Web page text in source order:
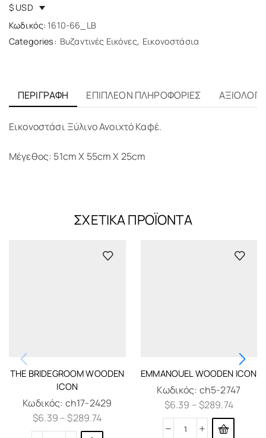
$ USD
Κωδικός: 1610-66_LB
Categories: Βυζαντινές Εικόνες, Εικονοστάσια
ΠΕΡΙΓΡΑΦΉ ΕΠΙΠΛΈΟΝ ΠΛΗΡΟΦΟΡΊΕΣ
Εικονοστάσι Ξύλινο Ανοιχτό Καφέ.
Μέγεθος: 51cm X 55cm X 25cm
ΣΧΕΤΙΚΆ ΠΡΟΪΌΝΤΑ
THE BRIDEGROOM WOODEN
ICON
Κωδικός: ch17-2429
$6.39 –$289.74
EMMANOUEL WOODEN ICON
Κωδικός: ch5-2747
$6.39 –$289.74